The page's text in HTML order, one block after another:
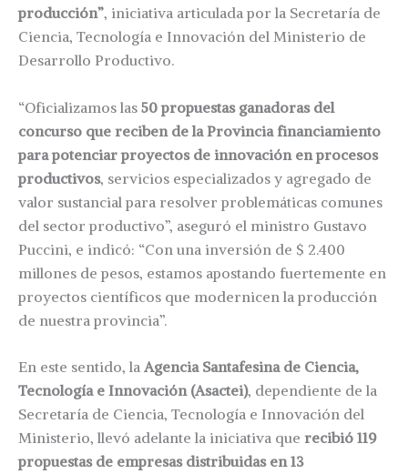
producción”, iniciativa articulada por la Secretaría de
Ciencia, Tecnología e Innovación del Ministerio de
Desarrollo Productivo.
“Oficializamos las 50 propuestas ganadoras del
concurso que reciben de la Provincia financiamiento
para potenciar proyectos de innovación en procesos
productivos, servicios especializados y agregado de
valor sustancial para resolver problemáticas comunes
del sector productivo”, aseguró el ministro Gustavo
Puccini, e indicó: “Con una inversión de $ 2.400
millones de pesos, estamos apostando fuertemente en
proyectos científicos que modernicen la producción
de nuestra provincia”.
En este sentido, la Agencia Santafesina de Ciencia,
Tecnología e Innovación (Asactei), dependiente de la
Secretaría de Ciencia, Tecnología e Innovación del
Ministerio, llevó adelante la iniciativa que recibió 119
propuestas de empresas distribuidas en 13